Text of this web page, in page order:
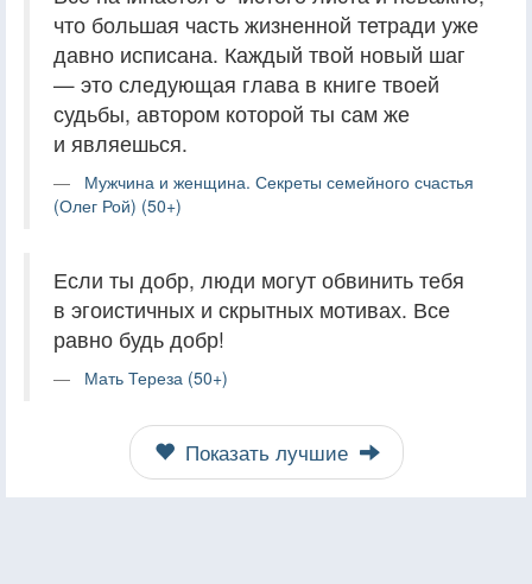
что большая часть жизненной тетради уже
давно исписана. Каждый твой новый шаг
— это следующая глава в книге твоей
судьбы, автором которой ты сам же
и являешься.
Мужчина и женщина. Секреты семейного счастья
(Олег Рой) (50+)
Если ты добр, люди могут обвинить тебя
в эгоистичных и скрытных мотивах. Все
равно будь добр!
Мать Тереза (50+)
Показать лучшие